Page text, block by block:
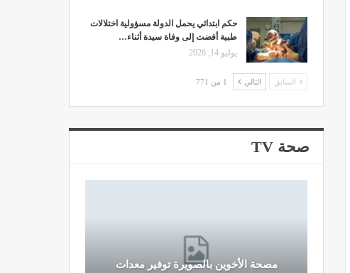
حكم ابتدائي يحمل الدولة مسؤولية اختلالات
طبية أفضت إلى وفاة سيدة أثناء…
يوليو 14, 2026
السابق التالي 1 من 771
صحة TV
مصحة الأخوين بالصويرة توفير معدات